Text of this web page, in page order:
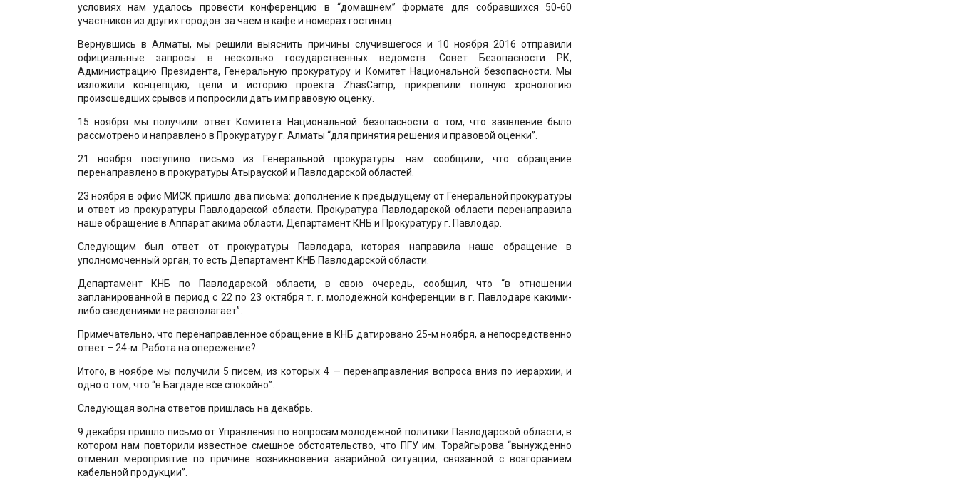
условиях нам удалось провести конференцию в “домашнем” формате для собравшихся 50-60
участников из других городов: за чаем в кафе и номерах гостиниц.
Вернувшись в Алматы, мы решили выяснить причины случившегося и 10 ноября 2016 отправили
официальные запросы в несколько государственных ведомств: Совет Безопасности РК,
Администрацию Президента, Генеральную прокуратуру и Комитет Национальной безопасности. Мы
изложили концепцию, цели и историю проекта ZhasCamp, прикрепили полную хронологию
произошедших срывов и попросили дать им правовую оценку.
15 ноября мы получили ответ Комитета Национальной безопасности о том, что заявление было
рассмотрено и направлено в Прокуратуру г. Алматы “для принятия решения и правовой оценки”.
21 ноября поступило письмо из Генеральной прокуратуры: нам сообщили, что обращение
перенаправлено в прокуратуры Атырауской и Павлодарской областей.
23 ноября в офис МИСК пришло два письма: дополнение к предыдущему от Генеральной прокуратуры
и ответ из прокуратуры Павлодарской области. Прокуратура Павлодарской области перенаправила
наше обращение в Аппарат акима области, Департамент КНБ и Прокуратуру г. Павлодар.
Следующим был ответ от прокуратуры Павлодара, которая направила наше обращение в
уполномоченный орган, то есть Департамент КНБ Павлодарской области.
Департамент КНБ по Павлодарской области, в свою очередь, сообщил, что “в отношении
запланированной в период с 22 по 23 октября т. г. молодёжной конференции в г. Павлодаре какими-
либо сведениями не располагает”.
Примечательно, что перенаправленное обращение в КНБ датировано 25-м ноября, а непосредственно
ответ – 24-м. Работа на опережение?
Итого, в ноябре мы получили 5 писем, из которых 4 — перенаправления вопроса вниз по иерархии, и
одно о том, что “в Багдаде все спокойно”.
Следующая волна ответов пришлась на декабрь.
9 декабря пришло письмо от Управления по вопросам молодежной политики Павлодарской области, в
котором нам повторили известное смешное обстоятельство, что ПГУ им. Торайгырова “вынужденно
отменил мероприятие по причине возникновения аварийной ситуации, связанной с возгоранием
кабельной продукции”.